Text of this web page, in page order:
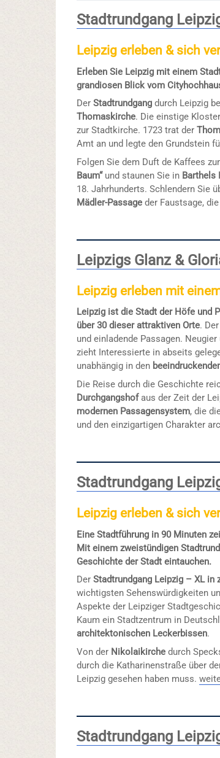
Stadtrundgang
Leipzig erleben & sich
Erleben Sie Leipzig mit einem
grandiosen Blick vom
DerStadtrundgang durch Leipzig
Thomaskirche. Die einstige
zur Stadtkirche. 1723 trat der
Amt an und legte den Grundstein
Folgen Sie dem Duft de Kaffees
Baum“und staunen Sie in Barthels
18. Jahrhunderts. Schlendern Sie
Mädler-Passage der Faustsage,
Leipzigs Glanz &
Leipzig erleben mit
Leipzig ist die Stadt der Höfe und
über 30 dieser attraktiven Orte.
und einladende Passagen.
zieht Interessierte in abseits
unabhängig in den
Die Reise durch die Geschichte
Durchgangshofaus der Zeit der
modernen Passagensystem, die
und den einzigartigen Charakter
Stadtrundgang
Leipzig erleben & sich
Eine Stadtführung in 90 Minuten
Mit einem zweistündigen
Geschichte der Stadt eintauchen.
DerStadtrundgang Leipzig – XL in
wichtigsten Sehenswürdigkeiten
Aspekte der Leipziger
Kaum ein Stadtzentrum in
architektonischen Leckerbissen.
Von der Nikolaikirche durch
durch die Katharinenstraße über
Leipzig gesehen haben muss.
Stadtrundgang